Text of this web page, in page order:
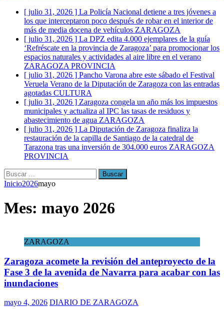
[ julio 31, 2026 ] La Policía Nacional detiene a tres jóvenes a
los que interceptaron poco después de robar en el interior de
más de media docena de vehículos ZARAGOZA
[ julio 31, 2026 ] La DPZ edita 4.000 ejemplares de la guía
‘Refréscate en la provincia de Zaragoza’ para promocionar los
espacios naturales y actividades al aire libre en el verano
ZARAGOZA PROVINCIA
[ julio 31, 2026 ] Pancho Varona abre este sábado el Festival
Veruela Verano de la Diputación de Zaragoza con las entradas
agotadas CULTURA
[ julio 31, 2026 ] Zaragoza congela un año más los impuestos
municipales y actualiza al IPC las tasas de residuos y
abastecimiento de agua ZARAGOZA
[ julio 31, 2026 ] La Diputación de Zaragoza finaliza la
restauración de la capilla de Santiago de la catedral de
Tarazona tras una inversión de 304.000 euros ZARAGOZA
PROVINCIA
Buscar:
Inicio2026mayo
Mes: mayo 2026
ZARAGOZA
Zaragoza acomete la revisión del anteproyecto de la
Fase 3 de la avenida de Navarra para acabar con las
inundaciones
mayo 4, 2026 DIARIO DE ZARAGOZA